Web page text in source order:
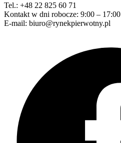
Tel.: +48 22 825 60 71
Kontakt w dni robocze: 9:00 – 17:00
E-mail: biuro@rynekpierwotny.pl